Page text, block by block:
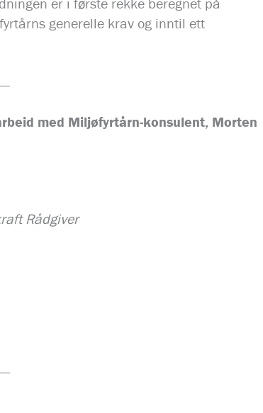
generelle krav og inntil ett
med Miljøfyrtårn-konsulent, Morten
Rådgiver